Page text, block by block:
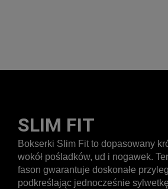
SLIM FIT
Bokserki Slim Fit to dopasowany
wokół pośladków, ud i nogawek.
fason gwarantuje doskonałe
podkreślając jednocześnie